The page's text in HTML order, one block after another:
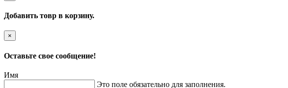
Добавить товр в корзину.
×
Оставьте свое сообщение!
Имя
Это поле обязательно для заполнения.